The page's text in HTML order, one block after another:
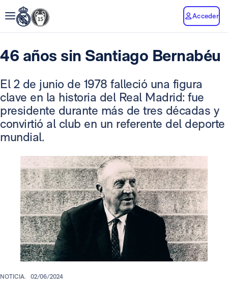
Acceder
46 años sin Santiago Bernabéu
El 2 de junio de 1978 falleció una figura
clave en la historia del Real Madrid: fue
presidente durante más de tres décadas y
convirtió al club en un referente del deporte
mundial.
NOTICIA. 02/06/2024